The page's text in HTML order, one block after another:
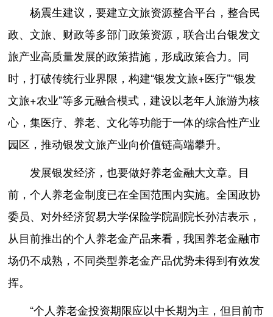
杨震生建议，要建立文旅资源整合平台，整合民
政、文旅、财政等多部门政策资源，联合出台银发文
旅产业高质量发展的政策措施，形成政策合力。同
时，打破传统行业界限，构建“银发文旅+医疗”“银发
文旅+农业”等多元融合模式，建设以老年人旅游为核
心，集医疗、养老、文化等功能于一体的综合性产业
园区，推动银发文旅产业向价值链高端攀升。
发展银发经济，也要做好养老金融大文章。目
前，个人养老金制度已在全国范围内实施。全国政协
委员、对外经济贸易大学保险学院副院长孙洁表示，
从目前推出的个人养老金产品来看，我国养老金融市
场仍不成熟，不同类型养老金产品优势未得到有效发
挥。
“个人养老金投资期限应以中长期为主，但目前市